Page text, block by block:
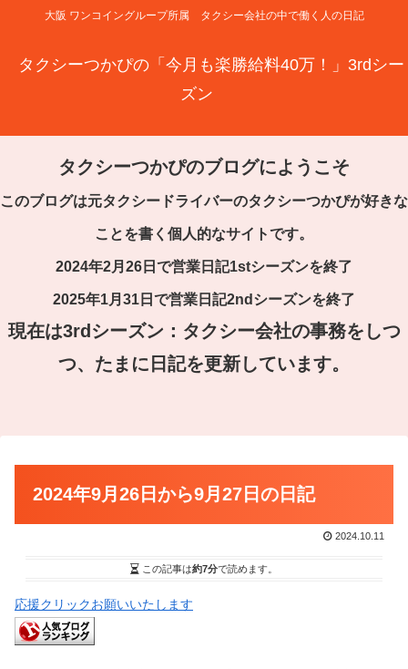
大阪 ワンコイングループ所属 タクシー会社の中で働く人の日記
タクシーつかぴの「今月も楽勝給料40万！」3rdシー
ズン
タクシーつかぴのブログにようこそ
このブログは元タクシードライバーのタクシーつかぴが好きな
ことを書く個人的なサイトです。
2024年2月26日で営業日記1stシーズンを終了
2025年1月31日で営業日記2ndシーズンを終了
現在は3rdシーズン：タクシー会社の事務をしつ
つ、たまに日記を更新しています。
2024年9月26日から9月27日の日記
2024.10.11
この記事は約7分で読めます。
応援クリックお願いいたします